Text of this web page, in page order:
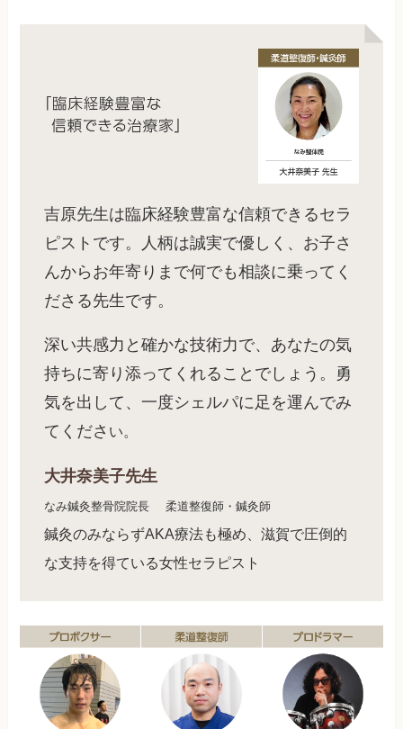
吉原先生は臨床経験豊富な信頼できるセラ
ピストです。人柄は誠実で優しく、お子さ
んからお年寄りまで何でも相談に乗ってく
ださる先生です。
深い共感力と確かな技術力で、あなたの気
持ちに寄り添ってくれることでしょう。勇
気を出して、一度シェルパに足を運んでみ
てくださ い。
大井奈美子先生
なみ鍼灸整骨院院長 柔道整復師・鍼灸師
鍼灸のみならずAKA療法も極め、滋賀で圧倒的
な支持を得ている女性セラピスト